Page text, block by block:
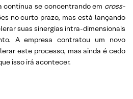
continua se concentrando em cross-
no curto prazo, mas está lançando
suas sinergias intra-dimensionais
A empresa contratou um novo
este processo, mas ainda é cedo
isso irá acontecer.